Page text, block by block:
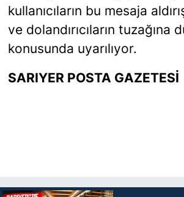
kullanıcıların bu mesaja
ve dolandırıcıların tuzağına
konusunda uyarılıyor.
SARIYER POSTA GAZETESİ